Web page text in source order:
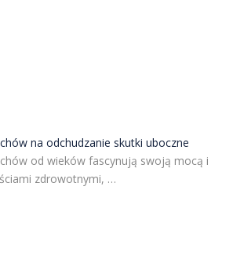
na odchudzanie skutki uboczne
od wieków fascynują swoją mocą i
zdrowotnymi, …